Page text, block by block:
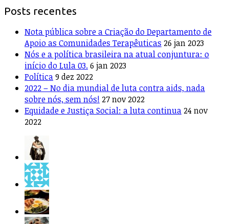
Posts recentes
Nota pública sobre a Criação do Departamento de
Apoio as Comunidades Terapêuticas 26 jan 2023
Nós e a política brasileira na atual conjuntura: o
início do Lula 03.6 jan 2023
Política9 dez 2022
2022 – No dia mundial de luta contra aids, nada
sobre nós, sem nós! 27 nov 2022
Equidade e Justiça Social: a luta continua 24 nov
2022